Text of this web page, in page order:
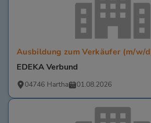
Ausbildung zum Verkäufer (m/w/
EDEKA Verbund
04746 Hartha 01.08.2026